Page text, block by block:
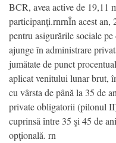
BCR, avea active de 19,11
participanţi.rnrnÎn acest an,
pentru asigurările sociale
ajunge în administrare
jumătate de punct
aplicat venitului lunar brut,
cu vârsta de până la 35 de
private obligatorii (pilonul
cuprinsă între 35 şi 45 de
opţională. rn